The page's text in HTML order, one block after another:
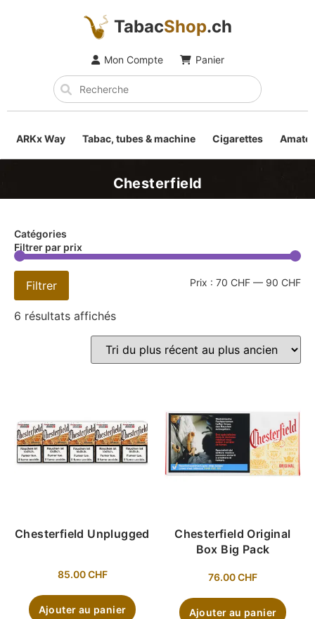
TabacShop.ch
Mon Compte Panier
ARKx Way Tabac, tubes & machine Cigarettes
Chesterfield
Catégories
Filtrer par prix
Filtrer Prix : 70 CHF — 90 CHF
6 résultats affichés
Chesterfield Unplugged
85.00CHF
Ajouter au panier
Chesterfield Original
Box Big Pack
76.00CHF
Ajouter au panier